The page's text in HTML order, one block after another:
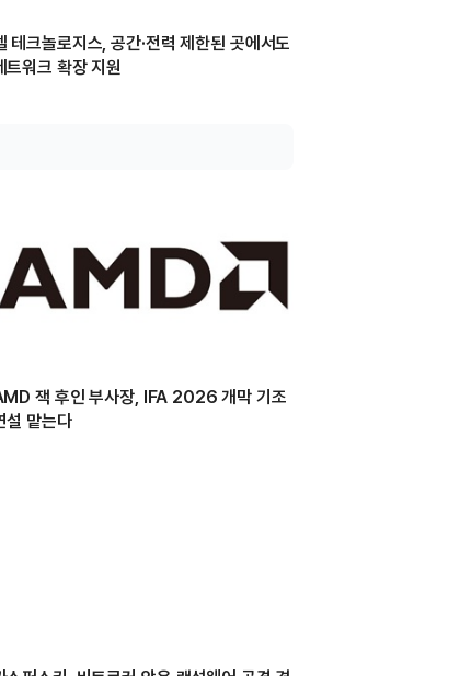
테크놀로지스, 공간·전력 제한된 곳에서도
트워크 확장 지원
잭 후인 부사장, IFA 2026 개막 기조
설 맡는다